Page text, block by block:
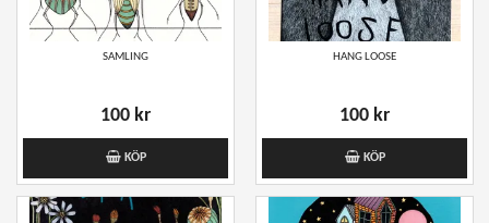
SAMLING
100 kr
KÖP
HANG LOOSE
100 kr
KÖP